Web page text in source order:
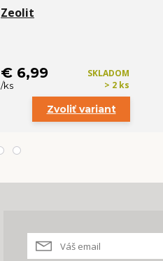
Zeolit
€ 6,99
/ks
SKLADOM
> 2 ks
Zvoliť variant